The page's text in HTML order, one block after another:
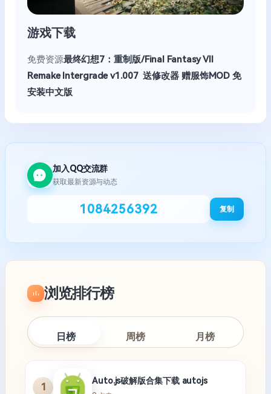
游戏下载
免费资源最终幻想7：重制版/Final Fantasy VII
Remake Intergrade v1.007 送修改器 赠服饰MOD 免
安装中文版
加入QQ交流群
获取最新资源与动态
1084256392 复制
浏览排行榜
日榜 周榜 月榜
1
Auto.js破解版合集下载 autojs